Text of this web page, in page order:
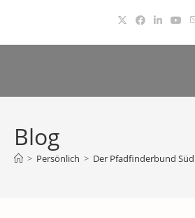
springen
Blog
> Persönlich > Der Pfadfinderbund Süd